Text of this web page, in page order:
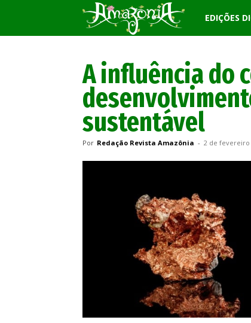
Revista
EDIÇÕES
A influência do
sustentável
Por Redação Revista Amazônia - 2 de fevereiro